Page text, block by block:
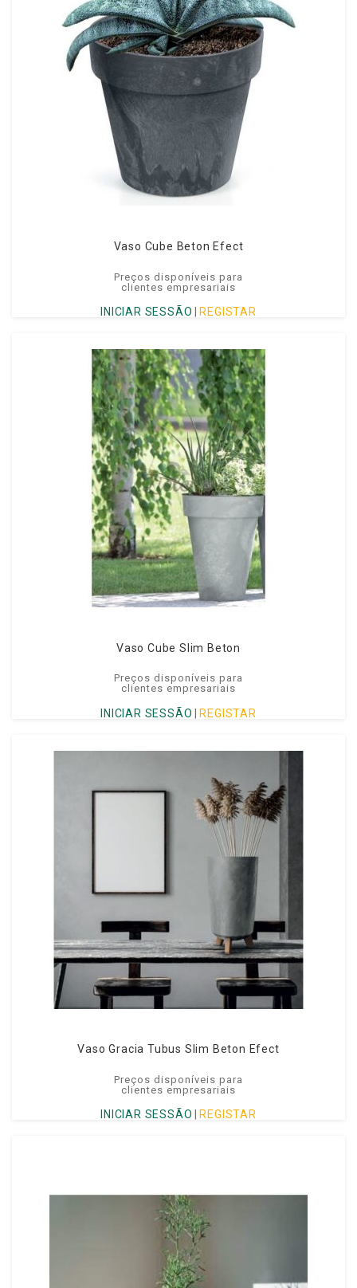
Vaso Cube Beton Efect
Preços disponíveis para
clientes empresariais
INICIAR SESSÃO REGISTAR
Vaso Cube Slim Beton
Preços disponíveis para
clientes empresariais
INICIAR SESSÃO REGISTAR
Vaso Gracia Tubus Slim Beton Efect
Preços disponíveis para
clientes empresariais
INICIAR SESSÃO REGISTAR